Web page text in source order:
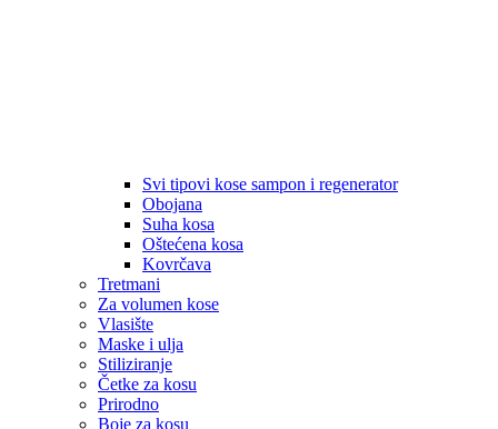
Svi tipovi kose sampon i regenerator
Obojana
Suha kosa
Oštećena kosa
Kovrčava
Tretmani
Za volumen kose
Vlasište
Maske i ulja
Stiliziranje
Četke za kosu
Prirodno
Boje za kosu